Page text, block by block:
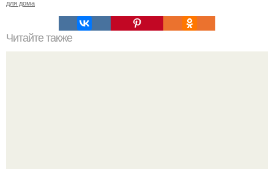
для дома
Читайте также